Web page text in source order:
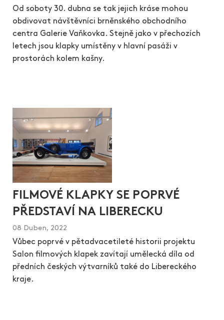
Od soboty 30. dubna se tak jejich kráse mohou
obdivovat návštěvníci brněnského obchodního
centra Galerie Vaňkovka. Stejně jako v přechozích
letech jsou klapky umístěny v hlavní pasáži v
prostorách kolem kašny.
FILMOVÉ KLAPKY SE POPRVÉ
PŘEDSTAVÍ NA LIBERECKU
08 Duben, 2022
Vůbec poprvé v pětadvacetileté historii projektu
Salon filmových klapek zavítají umělecká díla od
předních českých výtvarníků také do Libereckého
kraje.